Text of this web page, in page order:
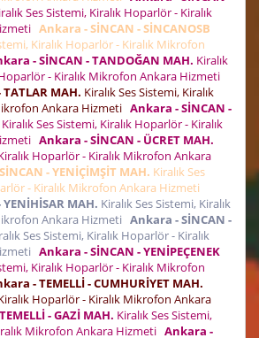
Ses Sistemi, Kiralık Hoparlör - Kiralık
Ankara - SİNCAN - SİNCANOSB
Kiralık Hoparlör - Kiralık Mikrofon
- SİNCAN - TANDOĞAN MAH. Kiralık
- Kiralık Mikrofon Ankara Hizmeti
MAH. Kiralık Ses Sistemi, Kiralık
Ankara Hizmeti Ankara - SİNCAN -
Kiralık Ses Sistemi, Kiralık Hoparlör - Kiralık
Ankara - SİNCAN - ÜCRET MAH.
Hoparlör - Kiralık Mikrofon Ankara
- YENİÇİMŞİT MAH. Kiralık Ses
- Kiralık Mikrofon Ankara Hizmeti
MAH. Kiralık Ses Sistemi, Kiralık
Ankara Hizmeti Ankara - SİNCAN -
Ses Sistemi, Kiralık Hoparlör - Kiralık
Ankara - SİNCAN - YENİPEÇENEK
Kiralık Hoparlör - Kiralık Mikrofon
- TEMELLİ - CUMHURİYET MAH.
Hoparlör - Kiralık Mikrofon Ankara
- GAZİ MAH. Kiralık Ses Sistemi,
Mikrofon Ankara Hizmeti Ankara -